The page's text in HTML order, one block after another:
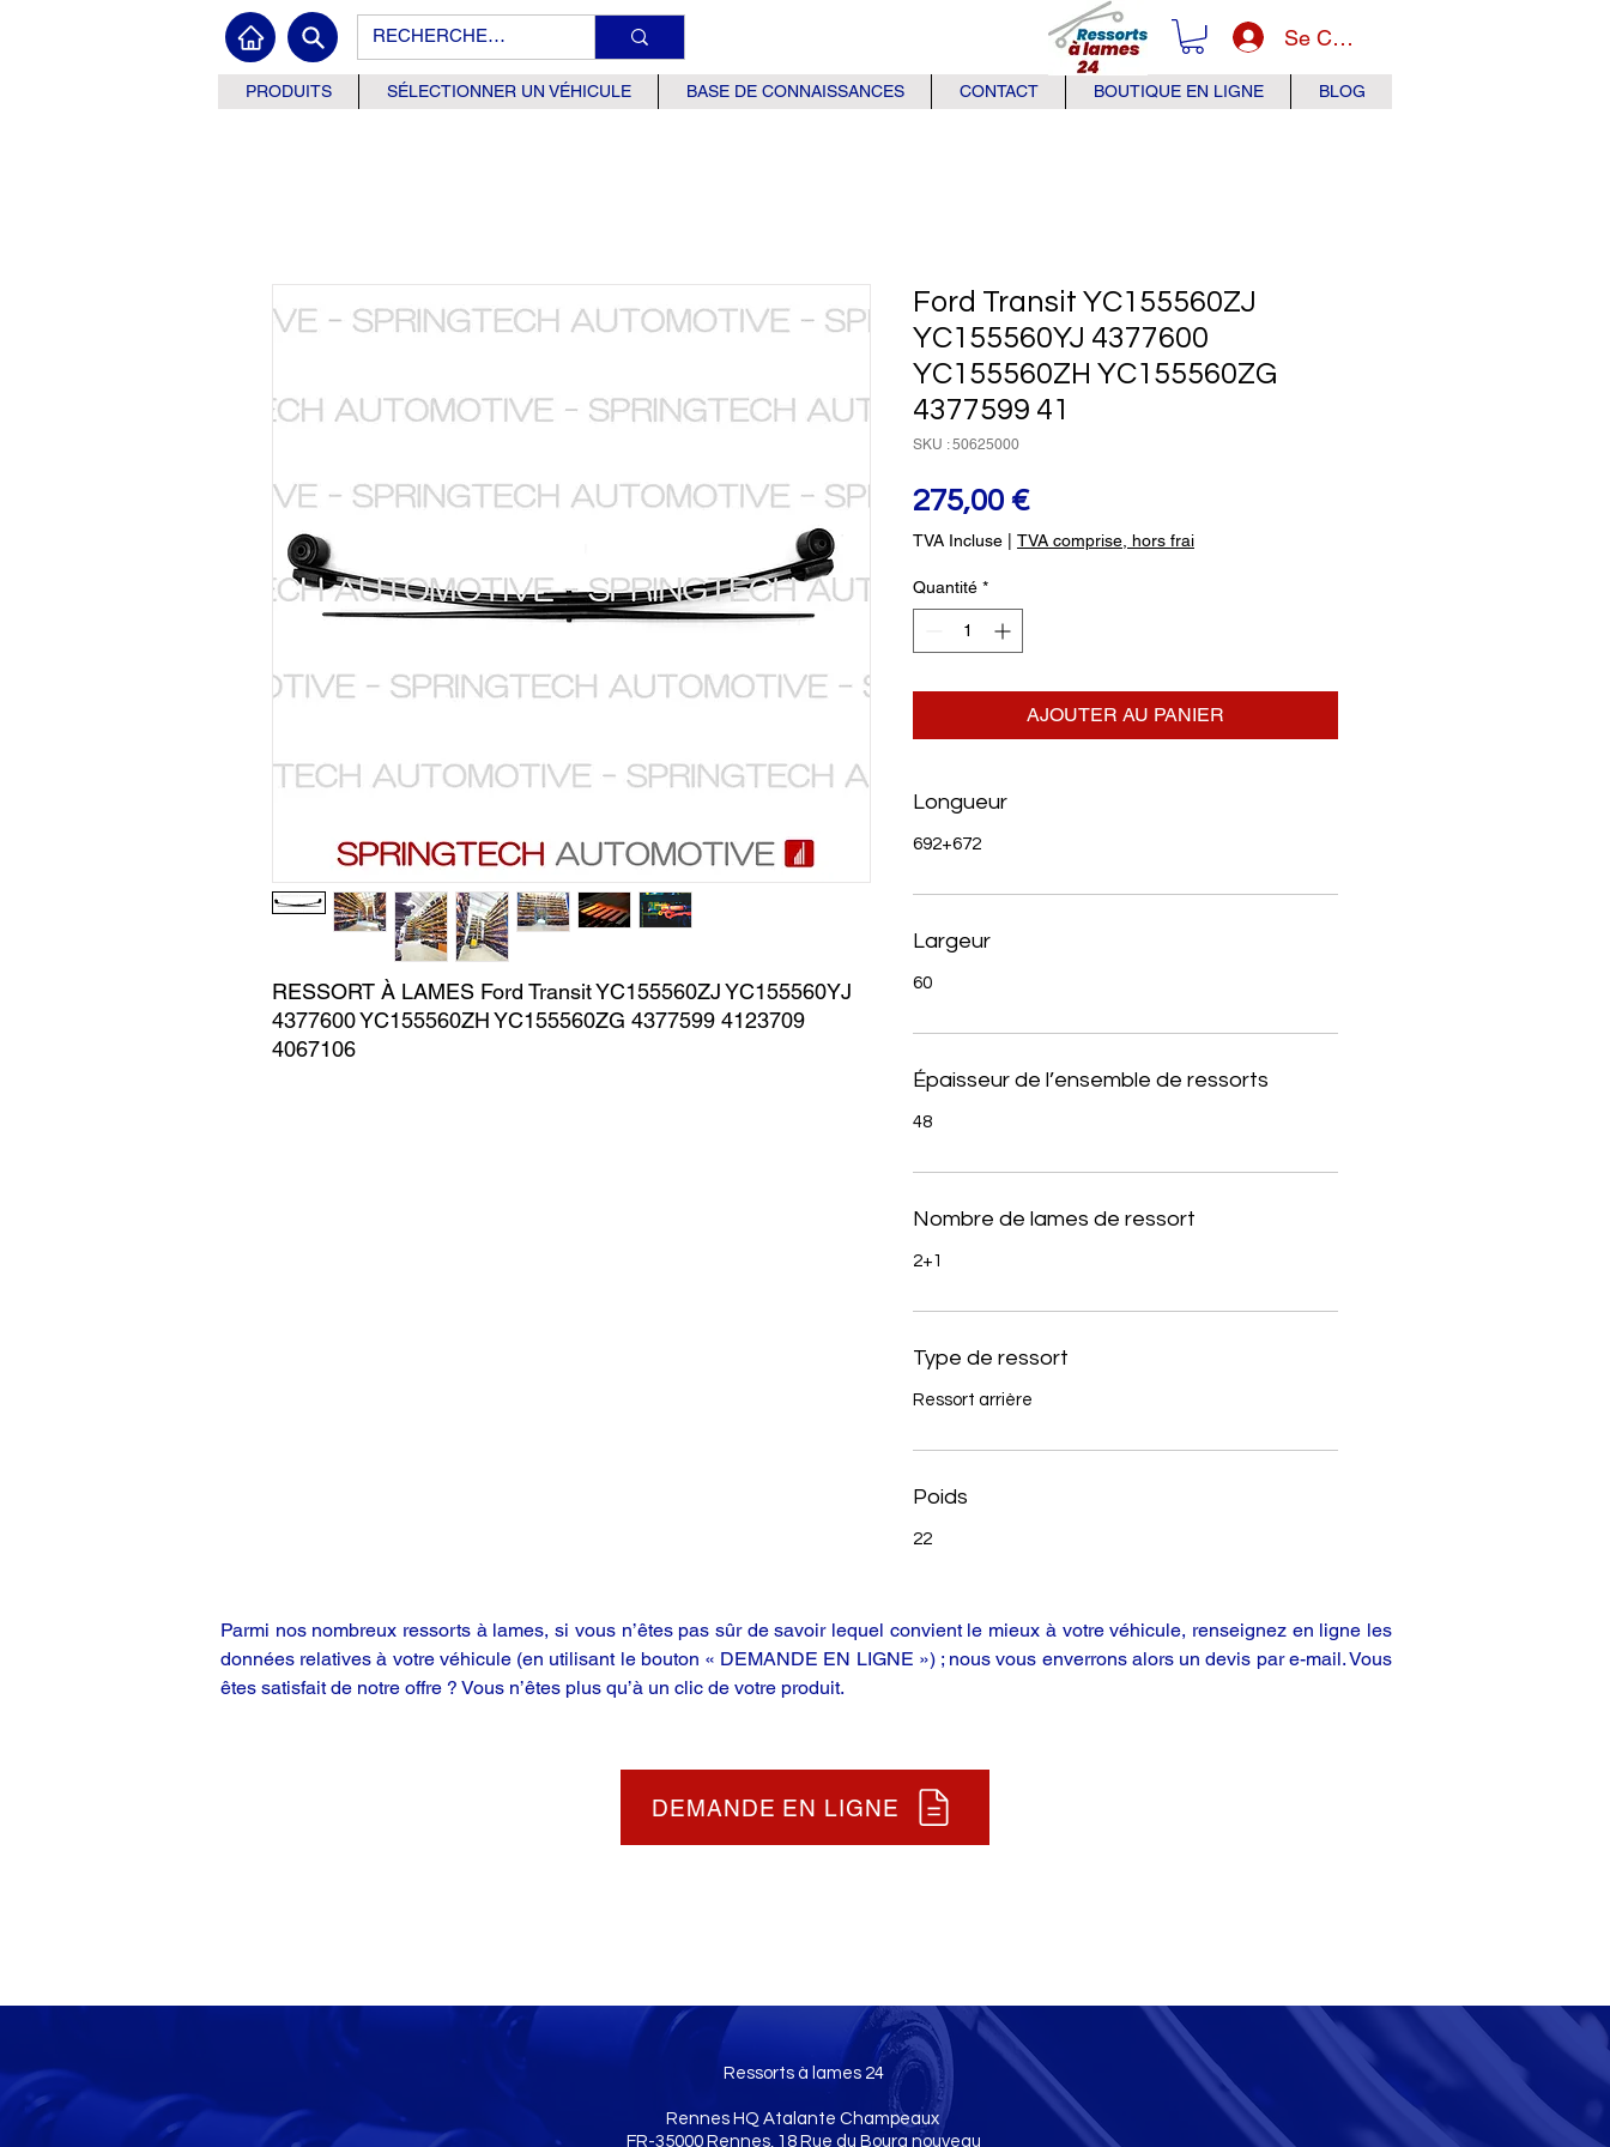
Se Connecter
PRODUITS SÉLECTIONNER UN VÉHICULE BASE DE CONNAISSANCES CONTACT BOUTIQUE EN LIGNE BLOG
RESSORT À LAMES Ford Transit YC155560ZJ YC155560YJ
4377600 YC155560ZH YC155560ZG 4377599 4123709
4067106
Ford Transit YC155560ZJ
YC155560YJ 4377600
YC155560ZH YC155560ZG
4377599 41
SKU : 50625000
275,00 €Prix
TVA Incluse TVA comprise, hors frai
Quantité *
AJOUTER AU PANIER
Longueur
692+672
Largeur
60
Épaisseur de l’ensemble de ressorts
48
Nombre de lames de ressort
2+1
Type de ressort
Ressort arrière
Poids
22
Parmi nos nombreux ressorts à lames, si vous n’êtes pas sûr de savoir lequel convient le mieux à votre véhicule, renseignez en ligne les
données relatives à votre véhicule (en utilisant le bouton « DEMANDE EN LIGNE ») ; nous vous enverrons alors un devis par e-mail. Vous
êtes satisfait de notre offre ? Vous n’êtes plus qu’à un clic de votre produit.
DEMANDE EN LIGNE
Ressorts à lames 24
Rennes HQ Atalante Champeaux
FR-35000 Rennes, 18 Rue du Bourg nouveau